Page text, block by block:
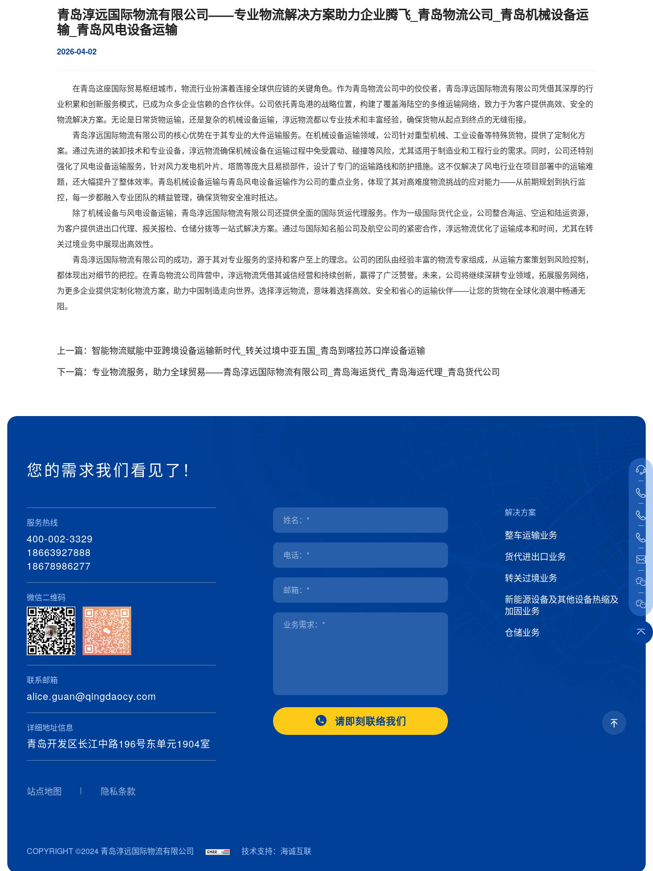
青岛淳远国际物流有限公司——专业物流解决方案助力企业腾飞_青岛物流公司_青岛机械设备运
输_青岛风电设备运输
2026-04-02
在青岛这座国际贸易枢纽城市，物流行业扮演着连接全球供应链的关键角色。作为青岛物流公司中的佼佼者，青岛淳远国际物流有限公司凭借其深厚的行
业积累和创新服务模式，已成为众多企业信赖的合作伙伴。公司依托青岛港的战略位置，构建了覆盖海陆空的多维运输网络，致力于为客户提供高效、安全的
物流解决方案。无论是日常货物运输，还是复杂的机械设备运输，淳远物流都以专业技术和丰富经验，确保货物从起点到终点的无缝衔接。
青岛淳远国际物流有限公司的核心优势在于其专业的大件运输服务。在机械设备运输领域，公司针对重型机械、工业设备等特殊货物，提供了定制化方
案。通过先进的装卸技术和专业设备，淳远物流确保机械设备在运输过程中免受震动、碰撞等风险，尤其适用于制造业和工程行业的需求。同时，公司还特别
强化了风电设备运输服务，针对风力发电机叶片、塔筒等庞大且易损部件，设计了专门的运输路线和防护措施。这不仅解决了风电行业在项目部署中的运输难
题，还大幅提升了整体效率。青岛机械设备运输与青岛风电设备运输作为公司的重点业务，体现了其对高难度物流挑战的应对能力——从前期规划到执行监
控，每一步都融入专业团队的精益管理，确保货物安全准时抵达。
除了机械设备与风电设备运输，青岛淳远国际物流有限公司还提供全面的国际货运代理服务。作为一级国际货代企业，公司整合海运、空运和陆运资源，
为客户提供进出口代理、报关报检、仓储分拨等一站式解决方案。通过与国际知名船公司及航空公司的紧密合作，淳远物流优化了运输成本和时间，尤其在转
关过境业务中展现出高效性。
青岛淳远国际物流有限公司的成功，源于其对专业服务的坚持和客户至上的理念。公司的团队由经验丰富的物流专家组成，从运输方案策划到风险控制，
都体现出对细节的把控。在青岛物流公司阵营中，淳远物流凭借其诚信经营和持续创新，赢得了广泛赞誉。未来，公司将继续深耕专业领域，拓展服务网络，
为更多企业提供定制化物流方案，助力中国制造走向世界。选择淳远物流，意味着选择高效、安全和省心的运输伙伴——让您的货物在全球化浪潮中畅通无
阻。
上一篇： 智能物流赋能中亚跨境设备运输新时代_转关过境中亚五国_青岛到喀拉苏口岸设备运输
下一篇： 专业物流服务，助力全球贸易——青岛淳远国际物流有限公司_青岛海运货代_青岛海运代理_青岛货代公司
您的需求我们看见了！
服务热线
400-002-3329
18663927888
18678986277
微信二维码
联系邮箱
alice.guan@qingdaocy.com
详细地址信息
青岛开发区长江中路196号东单元1904室
站点地图 隐私条款
请即刻联络我们
解决方案
整车运输业务
货代进出口业务
转关过境业务
新能源设备及其他设备热缩及
加固业务
仓储业务
COPYRIGHT ©2024 青岛淳远国际物流有限公司 技术支持：海诚互联